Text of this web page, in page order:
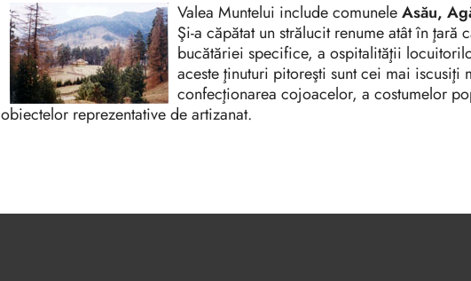
Valea Muntelui include comuneleAsău,
Şi-a căpătat un strălucit renume atât în
bucătăriei specifice, a ospitalităţii
aceste ţinuturi pitoreşti sunt cei mai
confecţionarea cojoacelor, a costumelor
obiectelor reprezentative de artizanat.